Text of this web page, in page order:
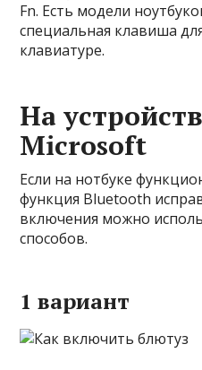
Fn. Есть модели
специальная клавиша
клавиатуре.
На
Microsoft
Если на нотбуке
функция Bluetooth
включения можно
способов.
1 вариант